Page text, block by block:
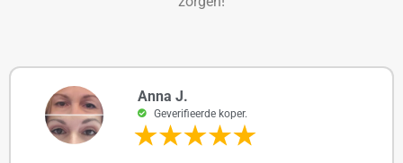
Anna J.
Geverifieerde koper.